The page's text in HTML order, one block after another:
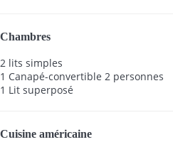
Chambres
2 lits simples
1 Canapé-convertible 2 personnes
1 Lit superposé
Cuisine américaine